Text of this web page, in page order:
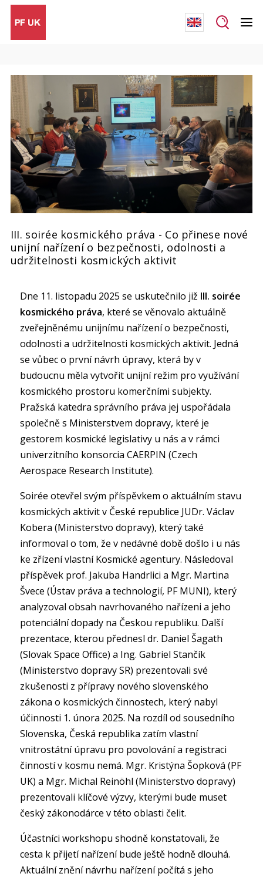
III. soirée kosmického práva - Co přinese nové
unijní nařízení o bezpečnosti, odolnosti a
udržitelnosti kosmických aktivit
Dne 11. listopadu 2025 se uskutečnilo již III. soirée
kosmického práva, které se věnovalo aktuálně
zveřejněnému unijnímu nařízení o bezpečnosti,
odolnosti a udržitelnosti kosmických aktivit. Jedná
se vůbec o první návrh úpravy, která by v
budoucnu měla vytvořit unijní režim pro využívání
kosmického prostoru komerčními subjekty.
Pražská katedra správního práva jej uspořádala
společně s Ministerstvem dopravy, které je
gestorem kosmické legislativy u nás a v rámci
univerzitního konsorcia CAERPIN (Czech
Aerospace Research Institute).
Soirée otevřel svým příspěvkem o aktuálním stavu
kosmických aktivit v České republice JUDr. Václav
Kobera (Ministerstvo dopravy), který také
informoval o tom, že v nedávné době došlo i u nás
ke zřízení vlastní Kosmické agentury. Následoval
příspěvek prof. Jakuba Handrlici a Mgr. Martina
Švece (Ústav práva a technologií, PF MUNI), který
analyzoval obsah navrhovaného nařízeni a jeho
potenciální dopady na Českou republiku. Další
prezentace, kterou přednesl dr. Daniel Šagath
(Slovak Space Office) a Ing. Gabriel Stančík
(Ministerstvo dopravy SR) prezentovali své
zkušenosti z přípravy nového slovenského
zákona o kosmických činnostech, který nabyl
účinnosti 1. února 2025. Na rozdíl od sousedního
Slovenska, Česká republika zatím vlastní
vnitrostátní úpravu pro povolování a registraci
činností v kosmu nemá. Mgr. Kristýna Šopková (PF
UK) a Mgr. Michal Reinöhl (Ministerstvo dopravy)
prezentovali klíčové výzvy, kterými bude muset
český zákonodárce v této oblasti čelit.
Účastníci workshopu shodně konstatovali, že
cesta k přijetí nařízení bude ještě hodně dlouhá.
Aktuální znění návrhu nařízení počítá s jeho